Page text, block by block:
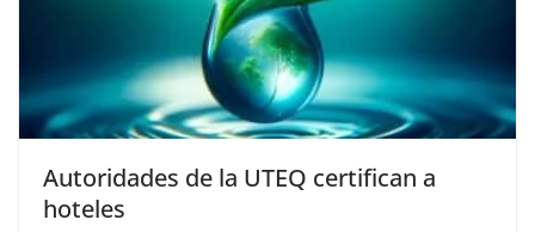
Autoridades de la UTEQ certifican a
hoteles